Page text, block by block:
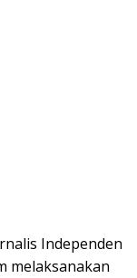
Independen
melaksanakan